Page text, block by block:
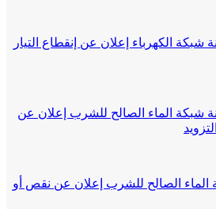
الكهرباء إعلان عن إنقطاع التيار
شبكة الماء الصالح للشرب إعلان عن
الصالح للشرب إعلان عن نقص أو